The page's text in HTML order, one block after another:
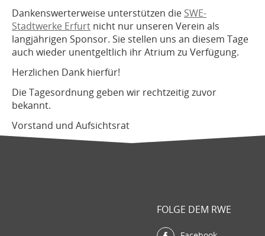
Dankenswerterweise unterstützen die SWE-
Stadtwerke Erfurt nicht nur unseren Verein als
langjährigen Sponsor. Sie stellen uns an diesem Tage
auch wieder unentgeltlich ihr Atrium zu Verfügung.
Herzlichen Dank hierfür!
Die Tagesordnung geben wir rechtzeitig zuvor
bekannt.
Vorstand und Aufsichtsrat
FOLGE DEM RWE